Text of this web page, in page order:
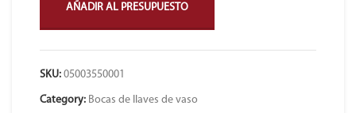
AÑADIR AL PRESUPUESTO
SKU: 05003550001
Category: Bocas de llaves de vaso